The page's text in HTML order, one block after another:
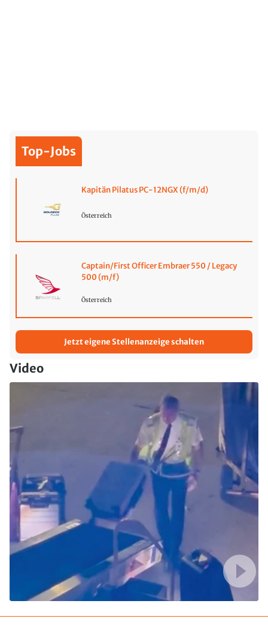
Top-Jobs
Kapitän Pilatus PC-12NGX (f/m/d)
Österreich
Captain/First Officer Embraer 550 / Legacy
500 (m/f)
Österreich
Jetzt eigene Stellenanzeige schalten
Video